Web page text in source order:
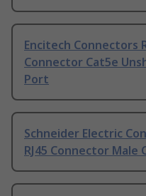
Encitech Connectors
Connector Cat5e
Port
Schneider Electric
RJ45 Connector